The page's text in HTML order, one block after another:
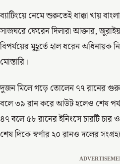
ব্যাটিংয়ে নেমে শুরুতেই ধাক্কা খায়
সাজঘরে ফেরেন দিলারা আক্তার,
বিপর্যয়ের মুহূর্তে হাল ধরেন অধিনায়ক
মোস্তারি।
দুজন মিলে গড়ে তোলেন ৭৭ রানের
বলে ৩৯ রান করে আউট হলেও শেষ
৪৭ বলে ৫৮ রানের ইনিংসে চারটি
শেষ দিকে স্বর্ণার ২০ রানও দলের